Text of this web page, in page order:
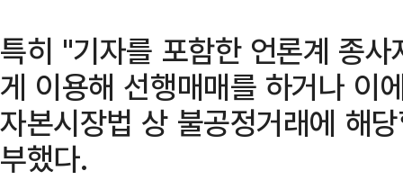
특히 "기자를 포함한 언론계 종
게 이용해 선행매매를 하거나 이
자본시장법 상 불공정거래에 해
부했다.